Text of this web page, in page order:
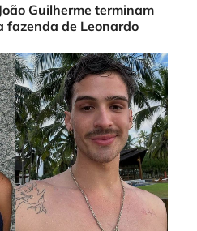
Guilherme terminam
fazenda de Leonardo